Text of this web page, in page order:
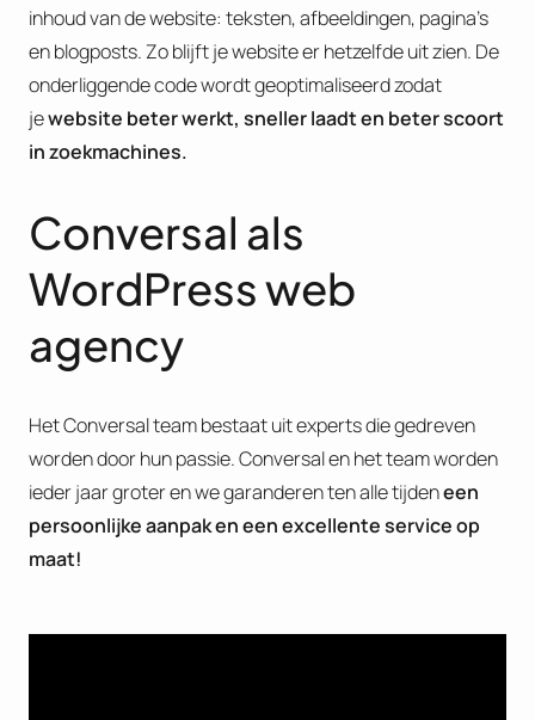
inhoud van de website: teksten, afbeeldingen, pagina’s
en blogposts. Zo blijft je website er hetzelfde uit zien. De
onderliggende code wordt geoptimaliseerd zodat
jewebsite beter werkt, sneller laadt en beter scoort
in zoekmachines.
Conversal als
WordPress web
agency
Het Conversal team bestaat uit experts die gedreven
worden door hun passie. Conversal en het team worden
ieder jaar groter en we garanderen ten alle tijdeneen
persoonlijke aanpak en een excellente service op
maat!